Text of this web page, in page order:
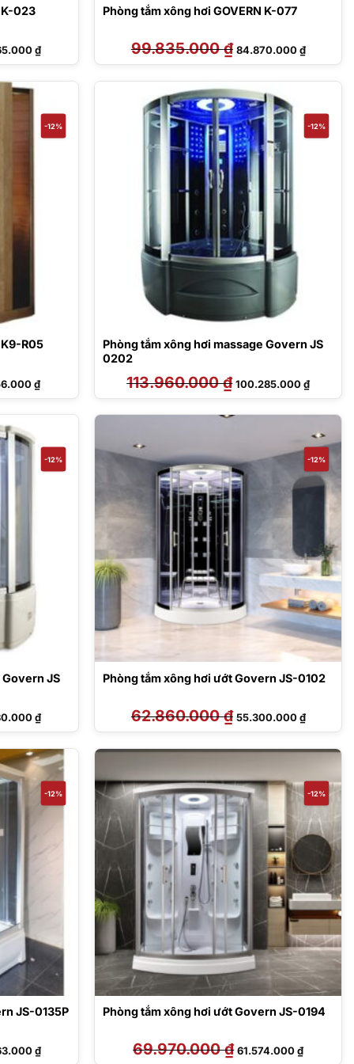
K-023
₫Giá
hiện
tại
70.365.000 ₫.
Phòng tắm xông hơi GOVERN K-077
99.835.000₫ Giá
gốc
là:
84.870.000₫Giá
hiện
tại
-12%
K9-R05
₫Giá
hiện
tại
80.956.000 ₫.
-12%
Phòng tắm xông hơi massage Govern JS
0202
113.960.000₫ Giá
gốc
là:
100.285.000₫Giá
hiện
tại
-12%
JS
₫Giá
hiện
tại
86.980.000 ₫.
-12%
Phòng tắm xông hơi ướt Govern JS-0102
62.860.000₫ Giá
gốc
là:
55.300.000₫Giá
hiện
tại
-12%
JS-0135P
₫Giá
hiện
-12%
Phòng tắm xông hơi ướt Govern JS-0194
69.970.000₫ Giá
gốc
61.574.000₫Giá
hiện